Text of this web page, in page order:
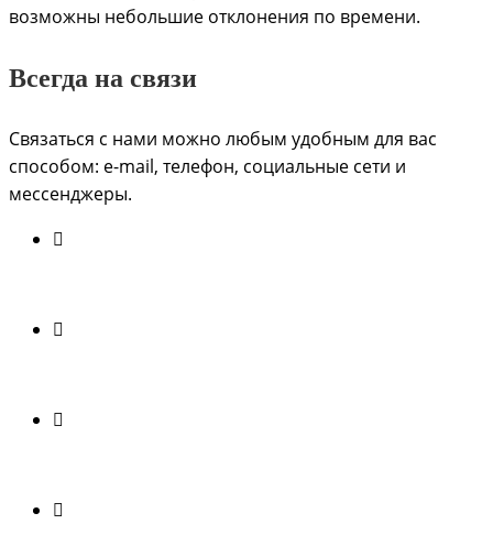
возможны небольшие отклонения по времени.
Всегда на связи
Связаться с нами можно любым удобным для вас
способом: e-mail, телефон, социальные сети и
мессенджеры.